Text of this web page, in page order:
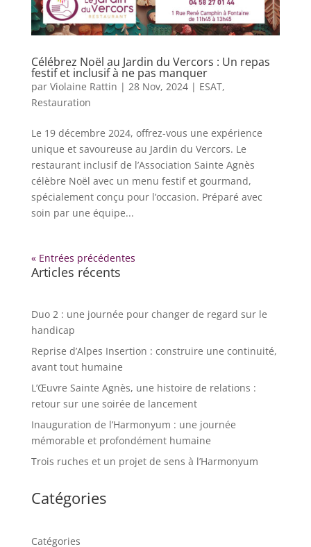
Célébrez Noël au Jardin du Vercors : Un repas
festif et inclusif à ne pas manquer
par Violaine Rattin | 28 Nov, 2024| ESAT,
Restauration
Le 19 décembre 2024, offrez-vous une expérience
unique et savoureuse au Jardin du Vercors. Le
restaurant inclusif de l’Association Sainte Agnès
célèbre Noël avec un menu festif et gourmand,
spécialement conçu pour l’occasion. Préparé avec
soin par une équipe...
« Entrées précédentes
Articles récents
Duo 2 : une journée pour changer de regard sur le
handicap
Reprise d’Alpes Insertion : construire une continuité,
avant tout humaine
L’Œuvre Sainte Agnès, une histoire de relations :
retour sur une soirée de lancement
Inauguration de l’Harmonyum : une journée
mémorable et profondément humaine
Trois ruches et un projet de sens à l’Harmonyum
Catégories
Catégories